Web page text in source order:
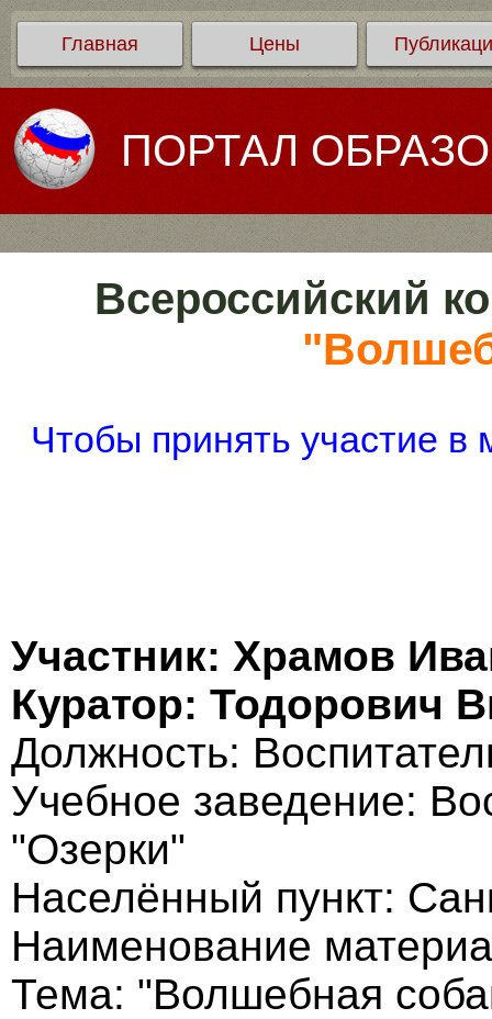
Главная Цены
ПОРТАЛ
Всероссийский
Чтобы принять участие
Участник: Храмов
Куратор: Тодорович
Должность:
Учебное заведение:
"Озерки"
Населённый пункт:
Наименование
Тема: "Волшебная